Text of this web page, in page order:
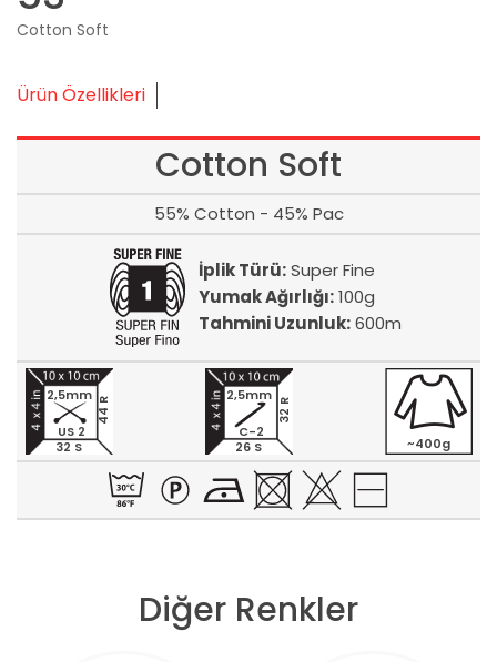
Cotton Soft
Ürün Özellikleri
Cotton Soft
55% Cotton - 45% Pac
İplik Türü:Super Fine
Yumak Ağırlığı:100g
Tahmini Uzunluk:600m
32 S
44 R
2,5mm
US 2
26 S
32 R
2,5mm
C-2
~400g
Diğer Renkler